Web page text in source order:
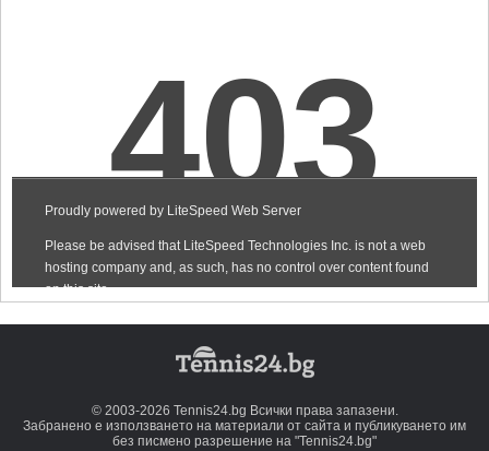
© 2003-2026 Tennis24.bg Всички права запазени.
Забранено е използването на материали от сайта и публикуването им
без писмено разрешение на "Tennis24.bg"